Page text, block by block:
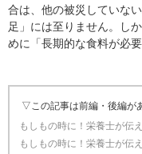
合は、他の被災していな
足」には至りません。し
めに「長期的な食料が必
▽この記事は前編・後編が
もしもの時に！栄養士が伝
もしもの時に！栄養士が伝